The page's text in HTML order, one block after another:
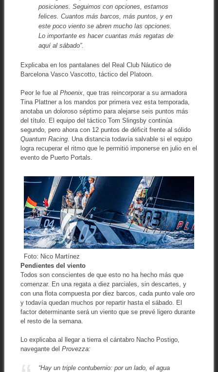
posiciones. Seguimos con opciones, estamos
felices. Cuantos más barcos, más puntos, y en
este poco viento se abren mucho las opciones.
Lo importante es hacer cuantas más regatas de
aquí al sábado”.
Explicaba en los pantalanes del Real Club Náutico de
Barcelona Vasco Vascotto, táctico del Platoon.
Peor le fue al Phoenix, que tras reincorporar a su armadora
Tina Plattner a los mandos por primera vez esta temporada,
anotaba un doloroso séptimo para alejarse seis puntos más
del título. El equipo del táctico Tom Slingsby continúa
segundo, pero ahora con 12 puntos de déficit frente al sólido
Quantum Racing. Una distancia todavía salvable si el equipo
logra recuperar el ritmo que le permitió imponerse en julio en el
evento de Puerto Portals.
Foto: Nico Martínez
Pendientes del viento
Todos son conscientes de que esto no ha hecho más que
comenzar. En una regata a diez parciales, sin descartes, y
con una flota compuesta por diez barcos, cada punto vale oro
y todavía quedan muchos por repartir hasta el sábado. El
factor determinante será un viento que se prevé ligero durante
el resto de la semana.
Lo explicaba al llegar a tierra el cántabro Nacho Postigo,
navegante del Provezza:
“Hay un triple contubernio: por un lado, el agua